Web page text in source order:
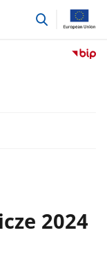
przejdź
Przejdź
2024